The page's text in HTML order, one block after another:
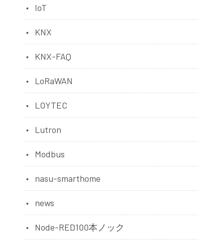
IoT
KNX
KNX-FAQ
LoRaWAN
LOYTEC
Lutron
Modbus
nasu-smarthome
news
Node-RED100本ノック